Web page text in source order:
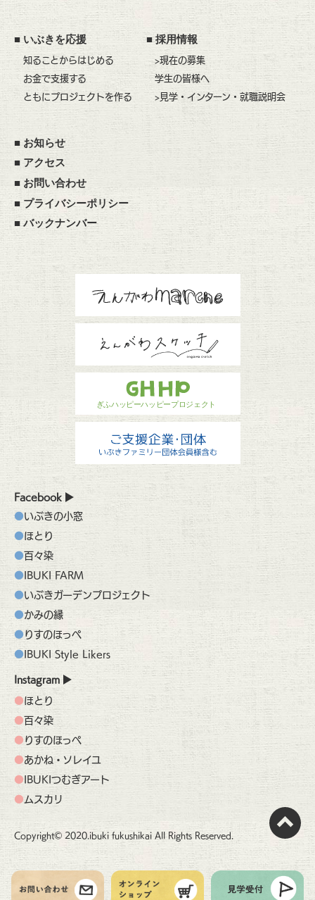
■ いぶきを応援
知ることからはじめる
お金で支援する
ともにプロジェクトを作る
■採用情報
>現在の募集
学生の皆様へ
>見学・インターン・就職説明会
■ お知らせ
■ アクセス
■ お問い合わせ
■プライバシーポリシー
■バックナンバー
Facebook
いぶきの小窓
ほとり
百々染
IBUKI FARM
いぶきガーデンプロジェクト
かみの縁
りすのほっぺ
IBUKI Style Likers
Instagram
ほとり
百々染
りすのほっぺ
あかね・ソレイユ
IBUKIつむぎアート
ムスカリ
Copyright© 2020.ibuki fukushikai All Rights Reserved.